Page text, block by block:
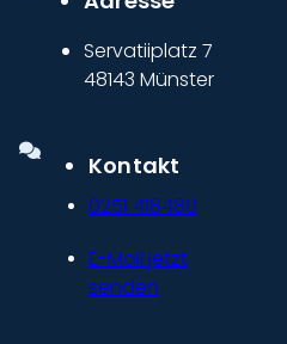
Servatiiplatz 7
48143 Münster
Kontakt
0251 418480
E-Mail jetzt
senden